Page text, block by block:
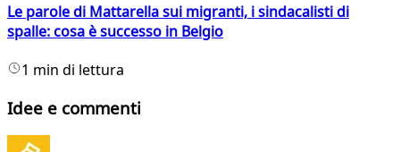
Le parole di Mattarella sui migranti, i sindacalisti di
spalle: cosa è successo in Belgio
1 min di lettura
Idee e commenti